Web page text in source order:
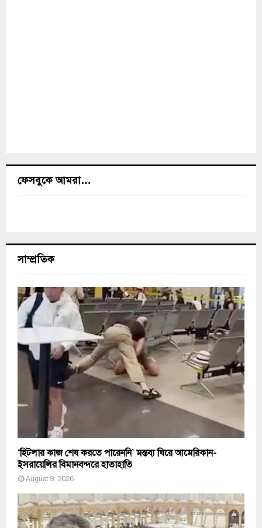
ফেসবুকে আমরা…
সাম্প্রতিক
‘হিটলার কাজ শেষ করতে পারেননি’ মন্তব্য ঘিরে আমেরিকান-
ইসরায়েলির বিমানবন্দরে হাতাহাতি
August 9, 2026